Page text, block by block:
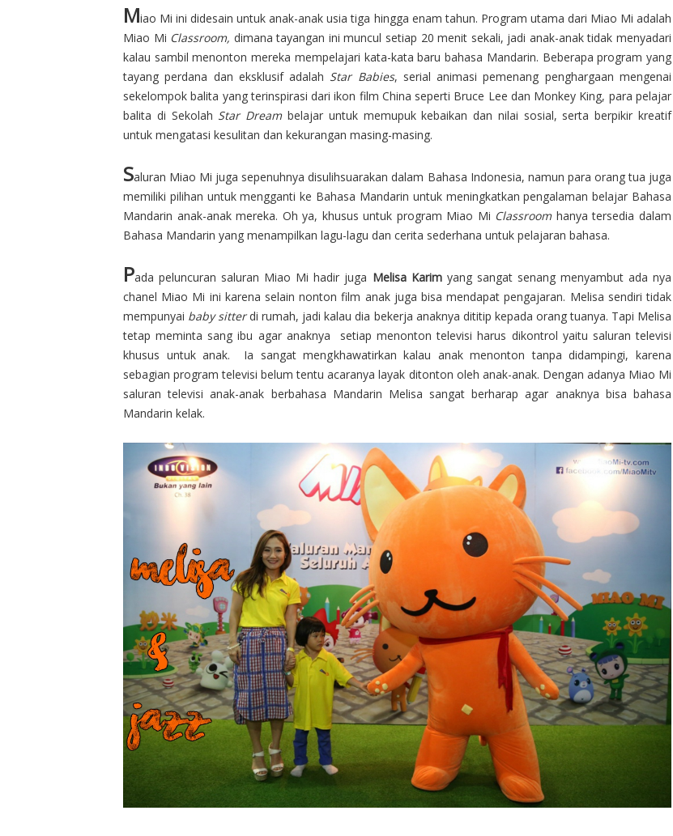
Miao Mi ini didesain untuk anak-anak usia tiga hingga enam tahun. Program utama dari Miao Mi adalah
Miao Mi Classroom, dimana tayangan ini muncul setiap 20 menit sekali, jadi anak-anak tidak menyadari
kalau sambil menonton mereka mempelajari kata-kata baru bahasa Mandarin. Beberapa program yang
tayang perdana dan eksklusif adalah Star Babies, serial animasi pemenang penghargaan mengenai
sekelompok balita yang terinspirasi dari ikon film China seperti Bruce Lee dan Monkey King, para pelajar
balita di Sekolah Star Dreambelajar untuk memupuk kebaikan dan nilai sosial, serta berpikir kreatif
untuk mengatasi kesulitan dan kekurangan masing-masing.
Saluran Miao Mi juga sepenuhnya disulihsuarakan dalam Bahasa Indonesia, namun para orang tua juga
memiliki pilihan untuk mengganti ke Bahasa Mandarin untuk meningkatkan pengalaman belajar Bahasa
Mandarin anak-anak mereka. Oh ya, khusus untuk program Miao Mi Classroomhanya tersedia dalam
Bahasa Mandarin yang menampilkan lagu-lagu dan cerita sederhana untuk pelajaran bahasa.
Pada peluncuran saluran Miao Mi hadir juga Melisa Karimyang sangat senang menyambut ada nya
chanel Miao Mi ini karena selain nonton film anak juga bisa mendapat pengajaran. Melisa sendiri tidak
mempunyai baby sitterdi rumah, jadi kalau dia bekerja anaknya dititip kepada orang tuanya. Tapi Melisa
tetap meminta sang ibu agar anaknya setiap menonton televisi harus dikontrol yaitu saluran televisi
khusus untuk anak. Ia sangat mengkhawatirkan kalau anak menonton tanpa didampingi, karena
sebagian program televisi belum tentu acaranya layak ditonton oleh anak-anak. Dengan adanya Miao Mi
saluran televisi anak-anak berbahasa Mandarin Melisa sangat berharap agar anaknya bisa bahasa
Mandarin kelak.